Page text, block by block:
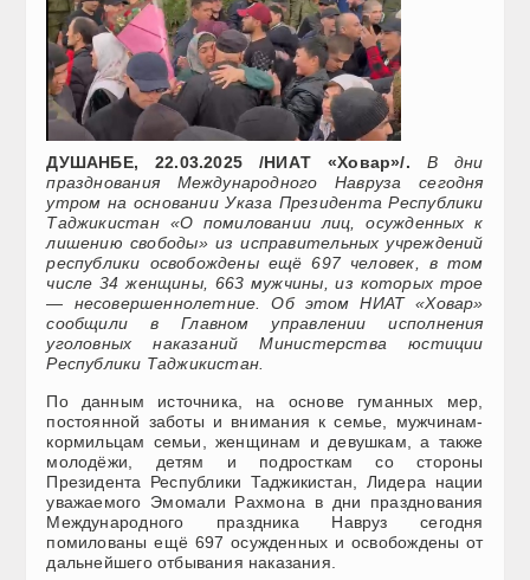
ДУШАНБЕ, 22.03.2025 /НИАТ «Ховар»/. В дни
празднования Международного Навруза сегодня
утром на основании Указа Президента Республики
Таджикистан «О помиловании лиц, осужденных к
лишению свободы»из исправительных учреждений
республики освобождены ещё 697 человек, в том
числе 34 женщины, 663 мужчины, из которых трое
— несовершеннолетние.
Об этом НИАТ «Ховар»
сообщили в Главном управлении исполнения
уголовных наказаний Министерства юстиции
Республики Таджикистан.
По данным источника, на основе гуманных мер,
постоянной заботы и внимания к семье, мужчинам-
кормильцам семьи, женщинам и девушкам, а также
молодёжи, детям и подросткам со стороны
Президента Республики Таджикистан, Лидера нации
уважаемого Эмомали Рахмона в дни празднования
Международного праздника Навруз сегодня
помилованы ещё697 осужденных и освобождены от
дальнейшего отбывания наказания.